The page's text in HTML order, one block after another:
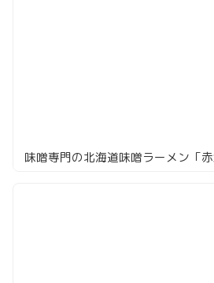
味噌専門の北海道味噌ラーメン「赤